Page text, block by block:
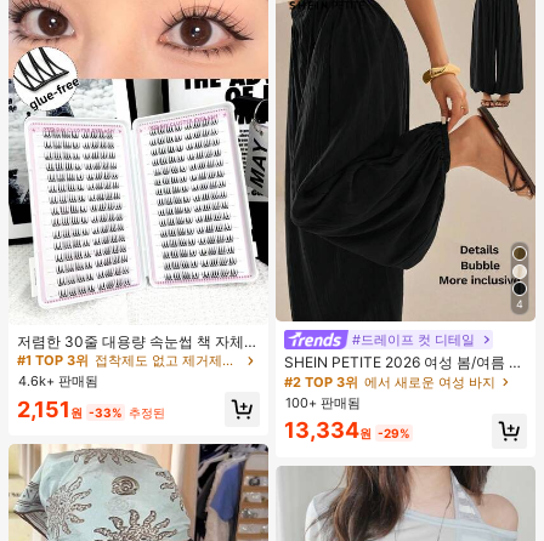
저렴한 30줄 대용량 속눈썹 책 자체
접착 속눈썹 C컬 속눈썹 만화 속눈썹
고양이 눈 속눈썹 요정 속눈썹 재사용
가능한 접착제 없는 속눈썹 매일 착용
속눈썹
#1 TOP 3위
거의 매진!
#1 TOP 3위
접착제도 없고 제거제도 필요 없음 개별 속눈썹
거의 매진!
#1 TOP 3위
접착제도 없고 제거제도 필요 없음 개별 속눈썹
거의 매진!
#1 TOP 3위
접착제도 없고 제거제도 필요 없음 개별 속눈썹
거의 매진!
4.6k+ 판매됨
2,151 원 -33% 추정된
4
#드레이프 컷 디테일
SHEIN PETITE 2026 여성 봄/여름 리
조트 컬렉션: 우아한 올리브 그린 루즈
핏 벨보텀 팬츠.
#2 TOP 3위 에서 새로운 여성 바지
거의 매진!
#2 TOP 3위 에서 새로운 여성 바지
거의 매진!
#2 TOP 3위 에서 새로운 여성 바지
거의 매진!
#2 TOP 3위 에서 새로운 여성 바지
거의 매진!
100+ 판매됨
13,334원 -29%